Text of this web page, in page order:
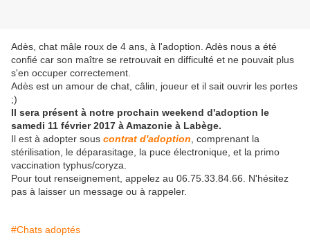
Adès, chat mâle roux de 4 ans, à l'adoption. Adès nous a été
confié car son maître se retrouvait en difficulté et ne pouvait plus
s'en occuper correctement.
Adès est un amour de chat, câlin, joueur et il sait ouvrir les portes
;)
Il sera présent à notre prochain weekend d'adoption le
samedi 11 février 2017 à Amazonie à Labège.
Il est à adopter sous contrat d'adoption , comprenant la
stérilisation, le déparasitage, la puce électronique, et la primo
vaccination typhus/coryza.
Pour tout renseignement, appelez au 06.75.33.84.66. N'hésitez
pas à laisser un message ou à rappeler.
#Chats adoptés